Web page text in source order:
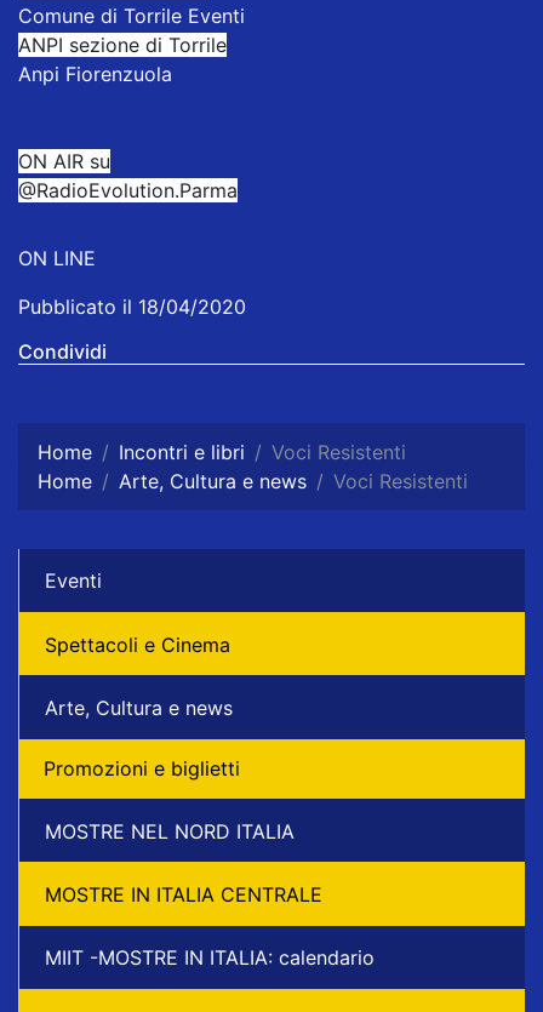
Comune di Torrile Eventi
ANPI sezione di Torrile
Anpi Fiorenzuola
ON AIR su
@RadioEvolution.Parma
ON LINE
Pubblicato il 18/04/2020
Condividi
Home Incontri e libri
Voci Resistenti
Home
Arte, Cultura e news Voci Resistenti
Eventi
Spettacoli e Cinema
Arte, Cultura e news
Promozioni e biglietti
MOSTRE NEL NORD ITALIA
MOSTRE IN ITALIA CENTRALE
MIIT -MOSTRE IN ITALIA: calendario